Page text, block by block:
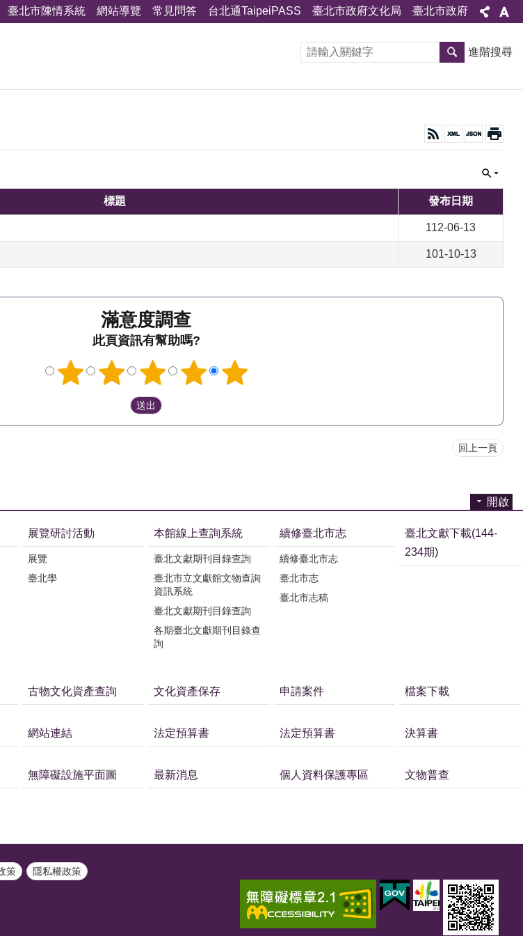
臺北市陳情系統 網站導覽 常見問答 台北通TaipeiPASS 臺北市政府文化局 臺北市政府
進階搜尋
標題 發布日期
112-06-13
101-10-13
滿意度調查
此頁資訊有幫助嗎?
回上一頁
開啟
展覽研討活動
展覽
臺北學
本館線上查詢系統
臺北文獻期刊目錄查詢
臺北市立文獻館文物查詢
資訊系統
臺北文獻期刊目錄查詢
各期臺北文獻期刊目錄查
詢
續修臺北市志
續修臺北市志
臺北市志
臺北市志稿
臺北文獻下載(144-
234期)
古物文化資產查詢 文化資產保存 申請案件 檔案下載
網站連結 法定預算書 法定預算書 決算書
無障礙設施平面圖 最新消息 個人資料保護專區 文物普查
策 隱私權政策